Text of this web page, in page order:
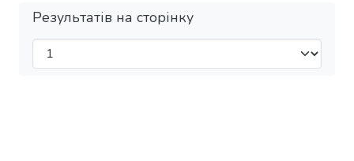
Результатів на сторінку